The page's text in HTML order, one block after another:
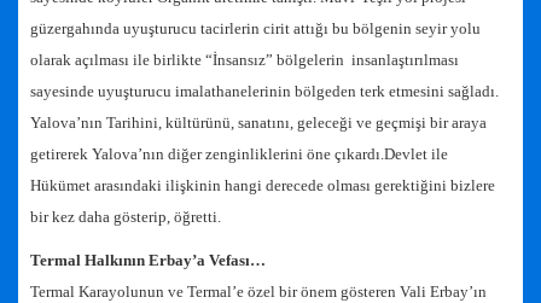
güzergahında uyuşturucu tacirlerin cirit attığı bu bölgenin seyir yolu
olarak açılması ile birlikte “İnsansız” bölgelerin insanlaştırılması
sayesinde uyuşturucu imalathanelerinin bölgeden terk etmesini sağladı.
Yalova’nın Tarihini, kültürünü, sanatını, geleceği ve geçmişi bir araya
getirerek Yalova’nın diğer zenginliklerini öne çıkardı.Devlet ile
Hükümet arasındaki ilişkinin hangi derecede olması gerektiğini bizlere
bir kez daha gösterip, öğretti.
Termal Halkının Erbay’a Vefası…
Termal Karayolunun ve Termal’e özel bir önem gösteren Vali Erbay’ın